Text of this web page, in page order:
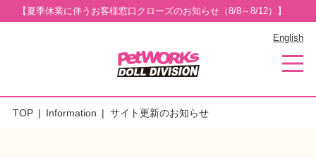
【夏季休業に伴うお客様窓口クローズのお知らせ（8/8～8/12）】
English
TOP Information サイト更新のお知らせ